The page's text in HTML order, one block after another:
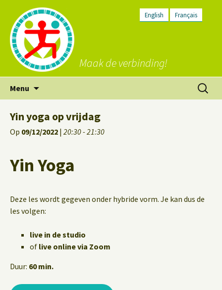
English Français
Maak de verbinding!
Menu
inhoud
Zoeken
naar:
Yin yoga op vrijdag
Op 09/12/2022 | 20:30 - 21:30
Yin Yoga
Deze les wordt gegeven onder hybride vorm. Je kan dus de
les volgen:
live in de studio
of live online via Zoom
Duur: 60 min.